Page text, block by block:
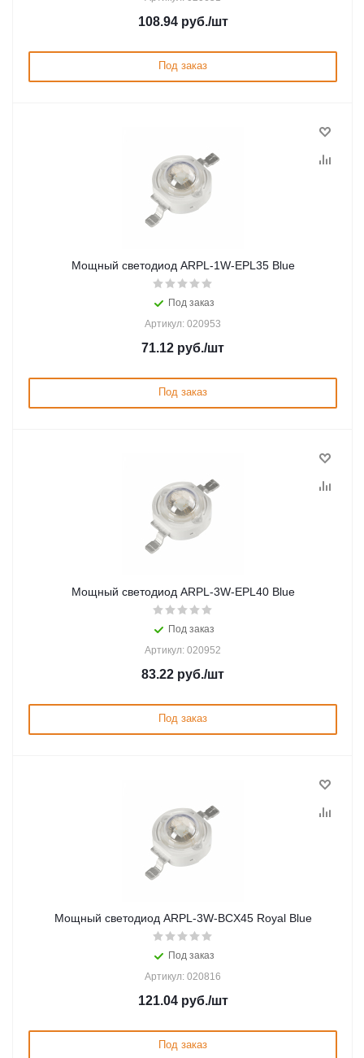
108.94руб./шт
Под заказ
Мощный светодиод ARPL-1W-EPL35 Blue
Под заказ
Артикул: 020953
71.12 руб./шт
Под заказ
Мощный светодиод ARPL-3W-EPL40 Blue
Под заказ
Артикул: 020952
83.22 руб./шт
Под заказ
Мощный светодиод ARPL-3W-BCX45 Royal Blue
Под заказ
Артикул: 020816
121.04руб./шт
Под заказ